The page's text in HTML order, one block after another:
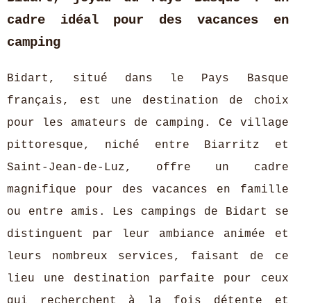
cadre idéal pour des vacances en
camping
Bidart, situé dans le Pays Basque
français, est une destination de choix
pour les amateurs de camping. Ce village
pittoresque, niché entre Biarritz et
Saint-Jean-de-Luz, offre un cadre
magnifique pour des vacances en famille
ou entre amis. Les campings de Bidart se
distinguent par leur ambiance animée et
leurs nombreux services, faisant de ce
lieu une destination parfaite pour ceux